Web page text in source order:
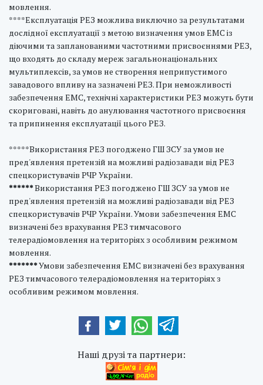
мовлення.
****Експлуатація РЕЗ можлива виключно за результатами
дослідної експлуатації з метою визначення умов ЕМС із
діючими та запланованими частотними присвоєннями РЕЗ,
що входять до складу мереж загальнонаціональних
мультиплексів, за умов не створення неприпустимого
завадового впливу на зазначені РЕЗ. При неможливості
забезпечення ЕМС, технічні характеристики РЕЗ можуть бути
скориговані, навіть до анулювання частотного присвоєння
та припинення експлуатації цього РЕЗ.
*****Використання РЕЗ погоджено ГШ ЗСУ за умов не
пред'явлення претензій на можливі радіозавади від РЕЗ
спецкористувачів РЧР України.
******Використання РЕЗ погоджено ГШ ЗСУ за умов не
пред'явлення претензій на можливі радіозавади від РЕЗ
спецкористувачів РЧР України. Умови забезпечення ЕМС
визначені без врахування РЕЗ тимчасового
телерадіомовлення на територіях з особливим режимом
мовлення.
*******Умови забезпечення ЕМС визначені без врахування
РЕЗ тимчасового телерадіомовлення на територіях з
особливим режимом мовлення.
Наші друзі та партнери: